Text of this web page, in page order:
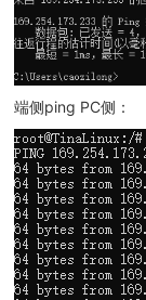
端侧ping PC侧：